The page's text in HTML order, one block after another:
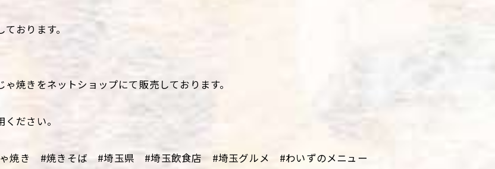
おります。
焼きをネットショップにて販売しております。
ださい。
焼き #焼きそば #埼玉県 #埼玉飲食店 #埼玉グルメ #わいずのメニュー